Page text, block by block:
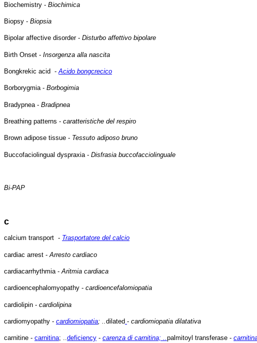
Biochemistry - Biochimica
Biopsy - Biopsia
Bipolar affective disorder - Disturbo affettivo bipolare
Birth Onset - Insorgenza alla nascita
Bongkrekic acid - Acido bongcrecico
Borborygmia - Borbogimia
Bradypnea - Bradipnea
Breathing patterns - caratteristiche del respiro
Brown adipose tissue - Tessuto adiposo bruno
Buccofaciolingual dyspraxia - Disfrasia buccofacciolinguale
Bi-PAP
c
calcium transport - Trasportatore del calcio
cardiac arrest - Arresto cardiaco
cardiacarrhythmia - Aritmia cardiaca
cardioencephalomyopathy - cardioencefalomiopatia
cardiolipin - cardiolipina
cardiomyopathy - cardiomiopatia; .. dilated - cardiomiopatia dilatativa
carnitine - carnitina; ..deficiency - carenza di carnitina; ..palmitoyl transferase -